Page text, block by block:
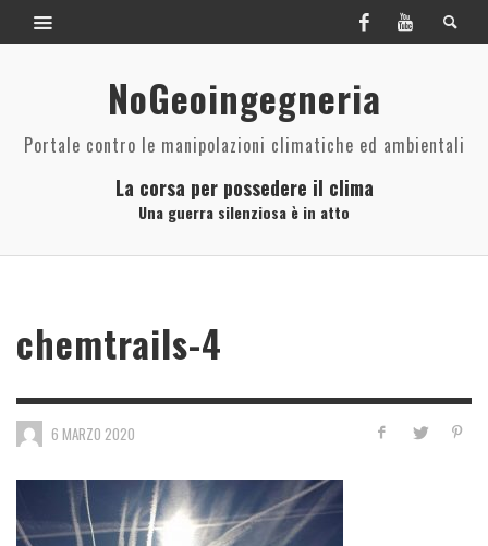
NoGeoingegneria
Portale contro le manipolazioni climatiche ed ambientali
La corsa per possedere il clima
Una guerra silenziosa è in atto
chemtrails-4
6 MARZO 2020